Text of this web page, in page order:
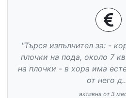
"Търся изпълнител за: -
плочки на пода, около 7
на плочки - в хора има
от него
активна от 3